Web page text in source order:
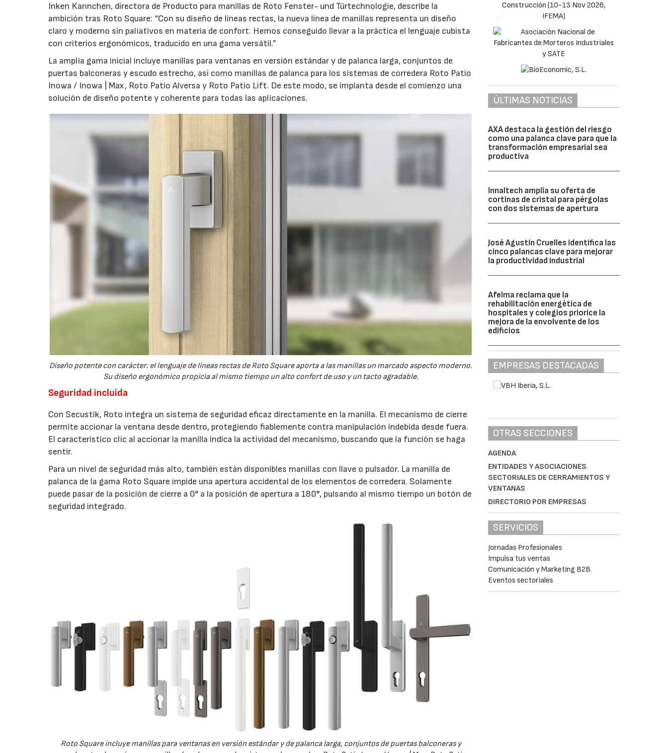
Inken Kannchen, directora de Producto para manillas de Roto Fenster- und Türtechnologie, describe la
ambición tras Roto Square: “Con su diseño de líneas rectas, la nueva línea de manillas representa un diseño
claro y moderno sin paliativos en materia de confort. Hemos conseguido llevar a la práctica el lenguaje cubista
con criterios ergonómicos, traducido en una gama versátil.”
La amplia gama inicial incluye manillas para ventanas en versión estándar y de palanca larga, conjuntos de
puertas balconeras y escudo estrecho, así como manillas de palanca para los sistemas de corredera Roto Patio
Inowa / Inowa | Max, Roto Patio Alversa y Roto Patio Lift. De este modo, se implanta desde el comienzo una
solución de diseño potente y coherente para todas las aplicaciones.
Diseño potente con carácter: el lenguaje de líneas rectas de Roto Square aporta a las manillas un marcado aspecto moderno.
Su diseño ergonómico propicia al mismo tiempo un alto confort de uso y un tacto agradable.
Seguridad incluida
Con Secustik, Roto integra un sistema de seguridad eficaz directamente en la manilla. El mecanismo de cierre
permite accionar la ventana desde dentro, protegiendo fiablemente contra manipulación indebida desde fuera.
El característico clic al accionar la manilla indica la actividad del mecanismo, buscando que la función se haga
sentir.
Para un nivel de seguridad más alto, también están disponibles manillas con llave o pulsador. La manilla de
palanca de la gama Roto Square impide una apertura accidental de los elementos de corredera. Solamente
puede pasar de la posición de cierre a 0° a la posición de apertura a 180°, pulsando al mismo tiempo un botón de
seguridad integrado.
Roto Square incluye manillas para ventanas en versión estándar y de palanca larga, conjuntos de puertas balconeras y
ÚLTIMAS NOTICIAS
AXA destaca la gestión del riesgo
como una palanca clave para que la
transformación empresarial sea
productiva
Innaltech amplía su oferta de
cortinas de cristal para pérgolas
con dos sistemas de apertura
José Agustín Cruelles identifica las
cinco palancas clave para mejorar
la productividad industrial
Afelma reclama que la
rehabilitación energética de
hospitales y colegios priorice la
mejora de la envolvente de los
edificios
EMPRESAS DESTACADAS
OTRAS SECCIONES
AGENDA
ENTIDADES Y ASOCIACIONES
SECTORIALES DE CERRAMIENTOS Y
VENTANAS
DIRECTORIO POR EMPRESAS
SERVICIOS
Jornadas Profesionales
Impulsa tus ventas
Comunicación y Marketing B2B
Eventos sectoriales